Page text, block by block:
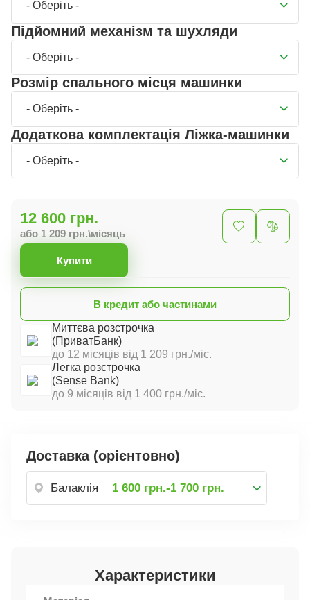
- Оберіть -
Підйомний механізм та шухляди
- Оберіть -
Розмір спального місця машинки
- Оберіть -
Додаткова комплектація Ліжка-машинки
- Оберіть -
12 600 грн.
або 1 209 грн.\місяць
Купити
Миттєва розстрочка
(ПриватБанк)
до 12 місяців від 1 209 грн./міс.
Легка розстрочка
(Sense Bank)
до 9 місяців від 1 400 грн./міс.
В кредит або частинами
Доставка (орієнтовно)
Балаклія 1 600 грн.-1 700 грн.
Характеристики